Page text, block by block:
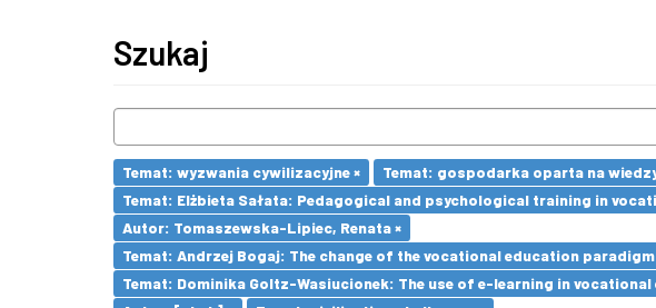
Szukaj
Temat: wyzwania cywilizacyjne ×
Temat: gospodarka oparta na
Temat: Elżbieta Sałata: Pedagogical and psychological training in
Autor: Tomaszewska-Lipiec, Renata ×
Temat: Andrzej Bogaj: The change of the vocational education
Temat: Dominika Goltz-Wasiucionek: The use of e-learning in vocational